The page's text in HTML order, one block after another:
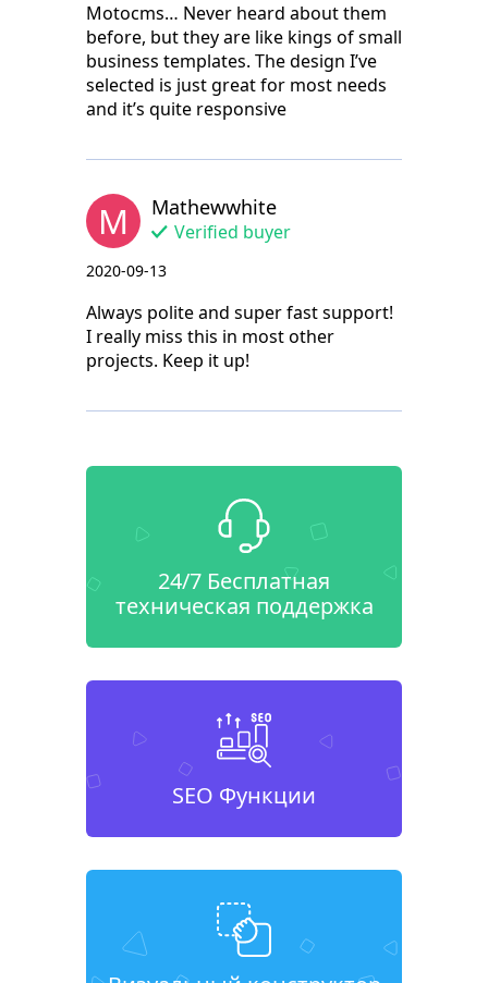
Motocms… Never heard about them
before, but they are like kings of small
business templates. The design I’ve
selected is just great for most needs
and it’s quite responsive
M Mathewwhite
Verified buyer
2020-09-13
Always polite and super fast support!
I really miss this in most other
projects. Keep it up!
24/7 Бесплатная
техническая поддержка
SEO Функции